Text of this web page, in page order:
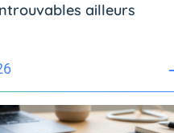
ailleurs